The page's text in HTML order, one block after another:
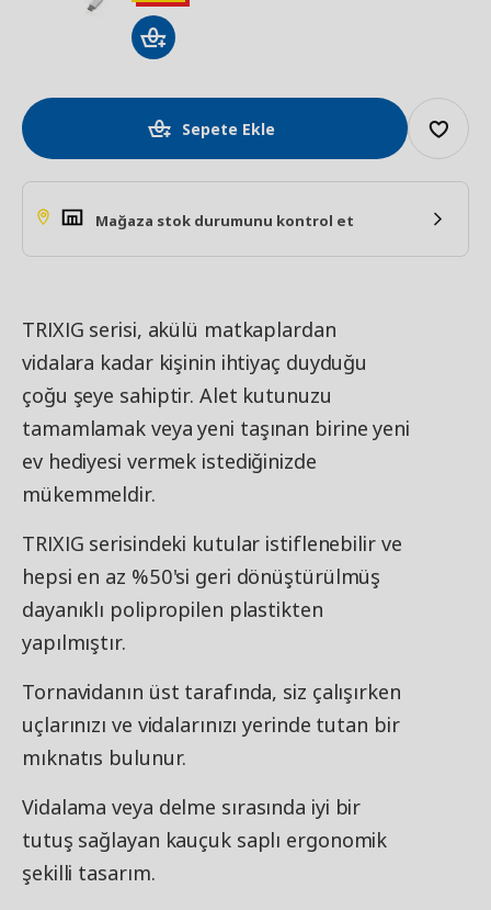
Sepete Ekle
Mağaza stok durumunu kontrol et
TRIXIG serisi, akülü matkaplardan
vidalara kadar kişinin ihtiyaç duyduğu
çoğu şeye sahiptir. Alet kutunuzu
tamamlamak veya yeni taşınan birine yeni
ev hediyesi vermek istediğinizde
mükemmeldir.
TRIXIG serisindeki kutular istiflenebilir ve
hepsi en az %50'si geri dönüştürülmüş
dayanıklı polipropilen plastikten
yapılmıştır.
Tornavidanın üst tarafında, siz çalışırken
uçlarınızı ve vidalarınızı yerinde tutan bir
mıknatıs bulunur.
Vidalama veya delme sırasında iyi bir
tutuş sağlayan kauçuk saplı ergonomik
şekilli tasarım.